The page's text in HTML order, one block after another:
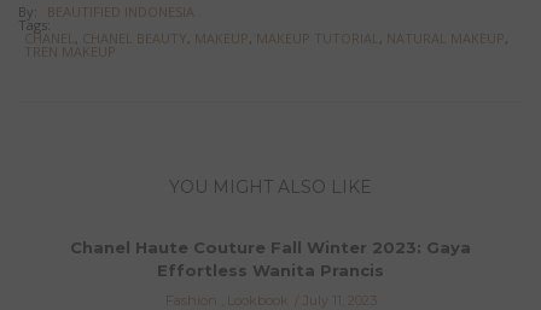
By: BEAUTIFIED INDONESIA
Tags:
CHANEL , CHANEL BEAUTY , MAKEUP, MAKEUP TUTORIAL , NATURAL MAKEUP,
TREN MAKEUP
YOU MIGHT ALSO LIKE
Chanel Haute Couture Fall Winter 2023: Gaya
Effortless Wanita Prancis
Fashion Lookbook July 11, 2023